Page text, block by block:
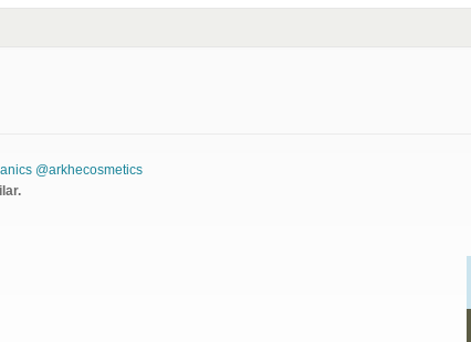
@arkhecosmetics